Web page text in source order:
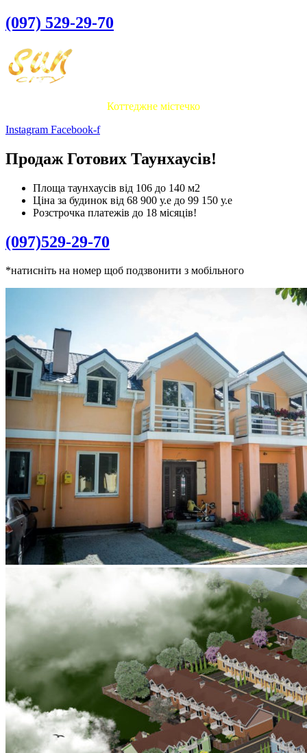
(097) 529-29-70
Коттеджне містечко
Instagram Facebook-f
Продаж Готових Таунхаусів!
Площа таунхаусів від 106 до 140 м2
Ціна за будинок від 68 900 у.е до 99 150 у.е
Розстрочка платежів до 18 місяців!
(097)529-29-70
*натисніть на номер щоб подзвонити з мобільного